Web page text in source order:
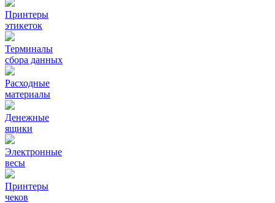
Принтеры
этикеток
Терминалы
сбора данных
Расходные
материалы
Денежные
ящики
Электронные
весы
Принтеры
чеков